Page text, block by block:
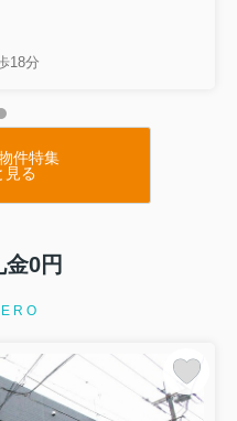
18分
件特集
見る
0円